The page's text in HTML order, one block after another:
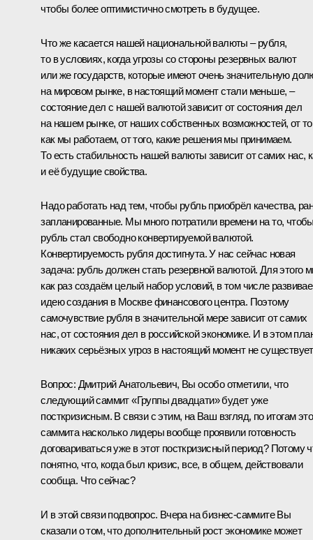
чтобы более оптимистично смотреть в будущее.
Что же касается нашей национальной валюты – рубля,
то в условиях, когда угрозы со стороны резервных валют
или же государств, которые имеют очень значительную
на мировом рынке, в настоящий момент стали меньше, –
состояние дел с нашей валютой зависит от состояния дел
на нашем рынке, от наших собственных возможностей, от
как мы работаем, от того, какие решения мы принимаем.
То есть стабильность нашей валюты зависит от самих нас,
и её будущие свойства.
Надо работать над тем, чтобы рубль приобрёл качества,
запланированные. Мы много потратили времени на то,
рубль стал свободно конвертируемой валютой.
Конвертируемость рубля достигнута. У нас сейчас новая
задача: рубль должен стать резервной валютой. Для этого
как раз создаём целый набор условий, в том числе
идею создания в Москве финансового центра. Поэтому
самочувствие рубля в значительной мере зависит от самих
нас, от состояния дел в российской экономике. И в этом
никаких серьёзных угроз в настоящий момент не
Вопрос: Дмитрий Анатольевич, Вы особо отметили, что
следующий саммит «Группы двадцати» будет уже
посткризисным. В связи с этим, на Ваш взгляд, по итогам
саммита насколько лидеры вообще проявили готовность
договариваться уже в этот посткризисный период? Потому
понятно, что, когда был кризис, все, в общем, действовали
сообща. Что сейчас?
И в этой связи подвопрос. Вчера на бизнес-саммите Вы
сказали о том, что дополнительный рост экономике может